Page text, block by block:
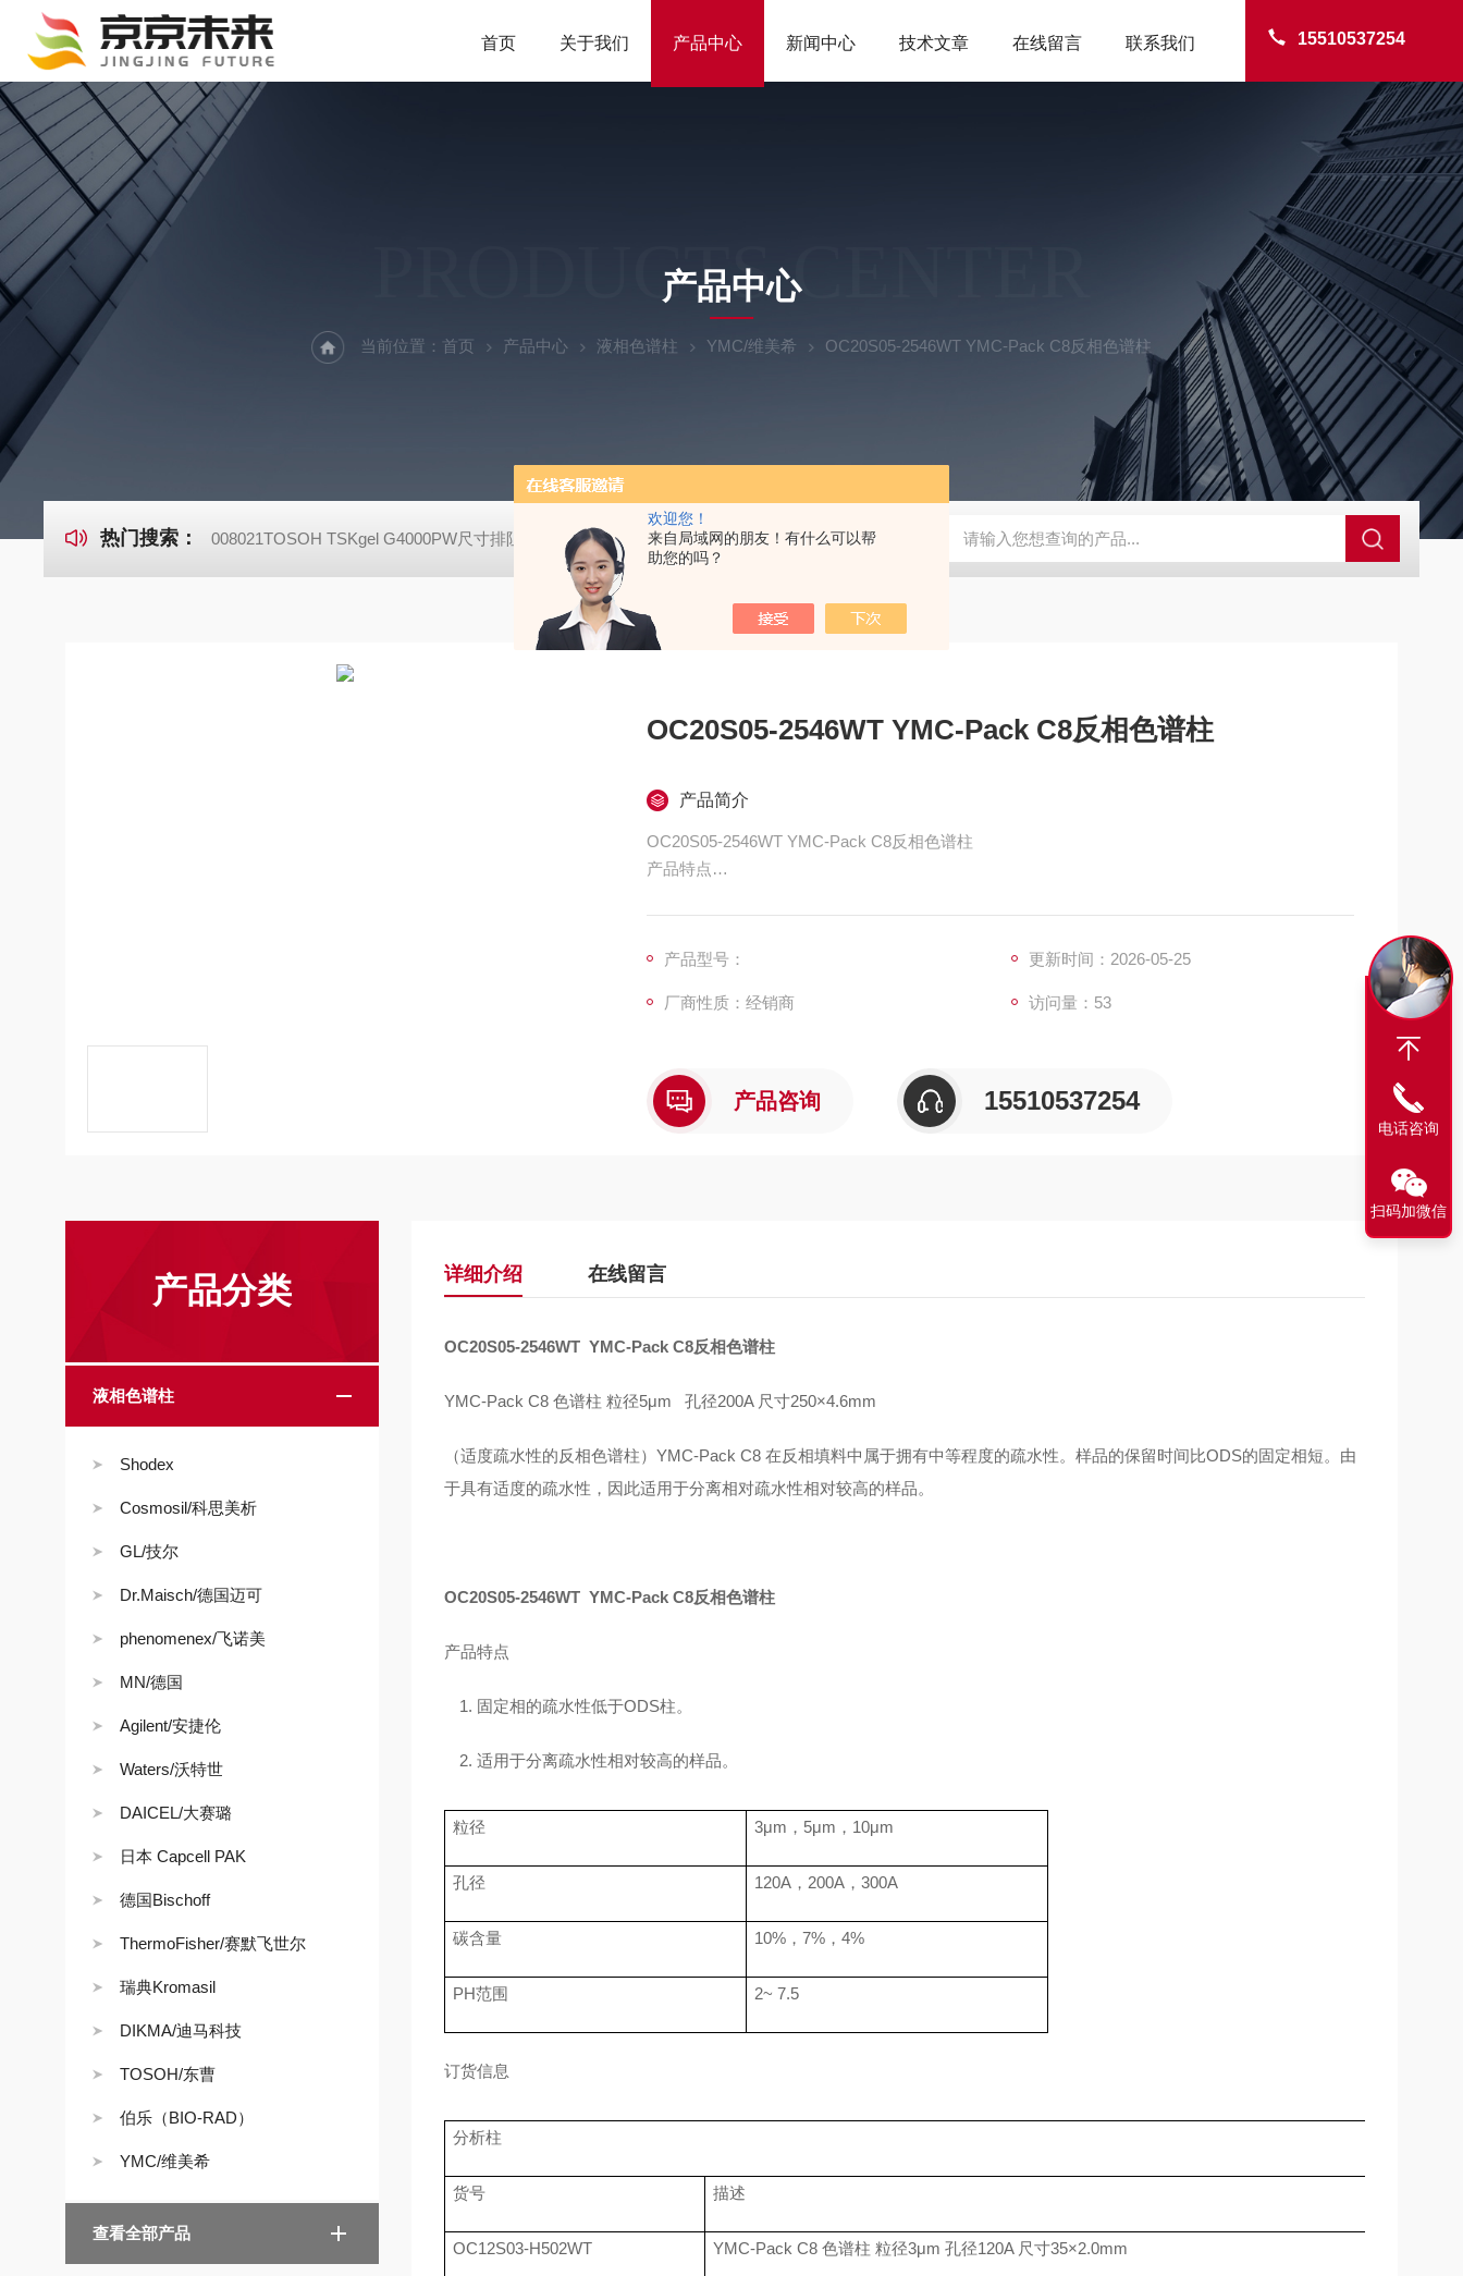
欢迎您！
来自局域网的朋友！有什么可以帮
助您的吗？
15510537254
首页 关于我们 产品中心 新闻中心 技术文章 在线留言 联系我们
PRODUCTS CENTER
产品中心
当前位置： 首页 产品中心 液相色谱柱 YMC/维美希 OC20S05-2546WT YMC-Pack C8反相色谱柱
热门搜索： 008021TOSOH TSKgel G4000PW尺寸排阻色谱柱 CHIRALPAK®IC大赛璐手性色谱柱 Halo C18Halo 核壳型液相色谱柱 Xbridge BEH C18XBridge液相色谱柱
OC20S05-2546WT YMC-Pack C8反相色谱柱
产品简介
OC20S05-2546WT YMC-Pack C8反相色谱柱
产品特点
产品型号：
更新时间：2026-05-25
厂商性质：经销商 访问量：53
产品咨询 15510537254
产品分类
液相色谱柱
Shodex
Cosmosil/科思美析
GL/技尔
Dr.Maisch/德国迈可
phenomenex/飞诺美
MN/德国
Agilent/安捷伦
Waters/沃特世
DAICEL/大赛璐
日本 Capcell PAK
德国Bischoff
ThermoFisher/赛默飞世尔
瑞典Kromasil
DIKMA/迪马科技
TOSOH/东曹
伯乐（BIO-RAD）
YMC/维美希
查看全部产品
详细介绍 在线留言
OC20S05-2546WT YMC-Pack C8反相色谱柱
YMC-Pack C8 色谱柱 粒径5μm 孔径200A 尺寸250×4.6mm
（适度疏水性的反相色谱柱） YMC-Pack C8 在反相填料中属于拥有中等程度的疏水性。样品的保留时间比ODS的固定相短。由
于具有适度的疏水性，因此适用于分离相对疏水性相对较高的样品。
OC20S05-2546WT YMC-Pack C8反相色谱柱
产品特点
1. 固定相的疏水性低于ODS柱。
2. 适用于分离疏水性相对较高的样品。
粒径 3μm ， 5μm ， 10μm
孔径 120A， 200A， 300A
碳含量 10%， 7%， 4%
PH范围 2~ 7.5
订货信息
分析柱
货号 描述
OC12S03-H502WT YMC-Pack C8 色谱柱 粒径3μm 孔径120A 尺寸35×2.0mm
电话咨询
扫码加微信